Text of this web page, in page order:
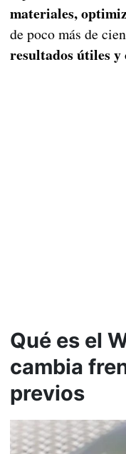
materiales,
de poco más de
resultados útiles y
Qué es el
cambia
previos